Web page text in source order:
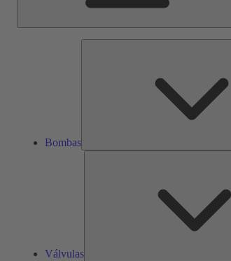
Bombas
Válvulas